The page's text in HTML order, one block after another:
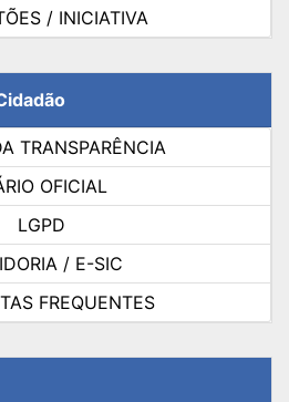
/ INICIATIVA
TRANSPARÊNCIA
OFICIAL
LGPD
/ E-SIC
FREQUENTES